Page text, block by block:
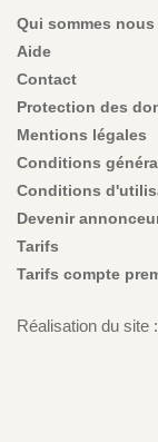
Qui sommes nous
Aide
Contact
Protection des
Mentions légales
Conditions
Conditions
Devenir
Tarifs
Tarifs compte
Réalisation du site